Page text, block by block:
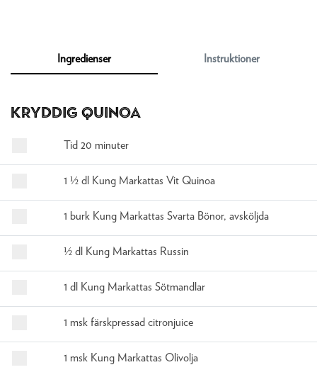
Ingredienser Instruktioner
Kryddig quinoa
Tid 20 minuter
1 ½ dl Kung Markattas Vit Quinoa
1 burk Kung Markattas Svarta Bönor, avsköljda
½ dl Kung Markattas Russin
1 dl Kung Markattas Sötmandlar
1 msk färskpressad citronjuice
1 msk Kung Markattas Olivolja